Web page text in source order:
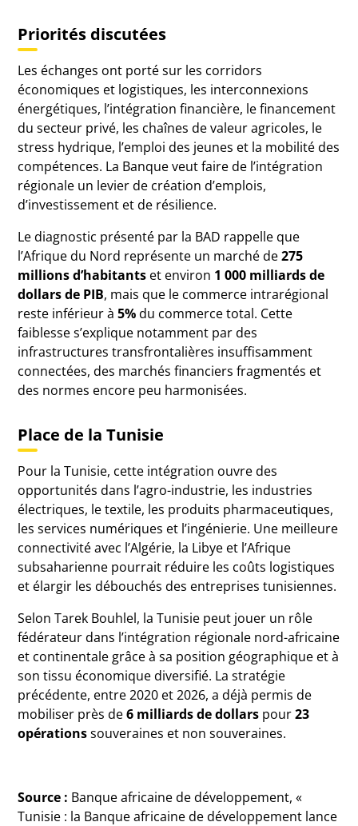
Priorités discutées
Les échanges ont porté sur les corridors
économiques et logistiques, les interconnexions
énergétiques, l’intégration financière, le financement
du secteur privé, les chaînes de valeur agricoles, le
stress hydrique, l’emploi des jeunes et la mobilité des
compétences. La Banque veut faire de l’intégration
régionale un levier de création d’emplois,
d’investissement et de résilience.
Le diagnostic présenté par la BAD rappelle que
l’Afrique du Nord représente un marché de275
millions d’habitants et environ 1 000 milliards de
dollars de PIB, mais que le commerce intrarégional
reste inférieur à5%du commerce total. Cette
faiblesse s’explique notamment par des
infrastructures transfrontalières insuffisamment
connectées, des marchés financiers fragmentés et
des normes encore peu harmonisées.
Place de la Tunisie
Pour la Tunisie, cette intégration ouvre des
opportunités dans l’agro-industrie, les industries
électriques, le textile, les produits pharmaceutiques,
les services numériques et l’ingénierie. Une meilleure
connectivité avec l’Algérie, la Libye et l’Afrique
subsaharienne pourrait réduire les coûts logistiques
et élargir les débouchés des entreprises tunisiennes.
Selon Tarek Bouhlel, la Tunisie peut jouer un rôle
fédérateur dans l’intégration régionale nord-africaine
et continentale grâce à sa position géographique et à
son tissu économique diversifié. La stratégie
précédente, entre 2020 et 2026, a déjà permis de
mobiliser près de6 milliards de dollars pour23
opérationssouveraines et non souveraines.
Source : Banque africaine de développement, «
Tunisie : la Banque africaine de développement lance